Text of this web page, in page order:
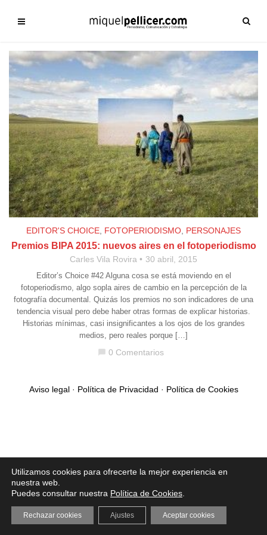
EDITOR'S CHOICE FOTOPERIODISMO PERSONAJES
Premios BIPA 2015: nuevos aires en el fotoperiodismo
Carles Vila Rovira 30 abril, 2015
Editor’s Choice #42 Alguna cosa se está moviendo en el
fotoperiodismo, algo sopla aires de cambio en la percepción de la
fotografía documental. Quizás los premios no son indicadores de una
tendencia visual pero debe haber otras formas de explicar historias.
Historias mínimas, casi insignificantes a los ojos de los grandes
medios, pero reales porque […]
0 Comentarios
Aviso legal· Política de Privacidad · Política de Cookies
Utilizamos cookies para ofrecerte la mejor experiencia en
nuestra web.
Puedes consultar nuestra Política de Cookies
Aceptar cookies
Rechazar cookies Ajustes